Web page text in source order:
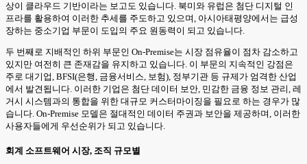
상이 클라우드 기반이라는 보고도 있습니다. 북미와 유럽은 첨단 디지털 인
프라를 활용하여 이러한 추세를 주도하고 있으며, 아시아태평양에서는 급성
장하는 중소기업 부문이 도입의 주요 원동력이 되고 있습니다.
두 번째로 지배적인 하위 부문인 On-Premise는 시장 점유율이 점차 감소하고
있지만 여전히 큰 존재감을 유지하고 있습니다. 이 부문의 지속적인 강점은
주로 대기업, BFSI(은행, 금융서비스, 보험), 정부기관 등 규제가 엄격한 산업
에서 발견됩니다. 이러한 기업은 첨단 데이터 보안, 민감한 금융 정보 관리, 레
거시 시스템과의 통합을 위한 대규모 커스터마이징을 필요로 하는 경우가 많
습니다. On-Premise 모델은 절대적인 데이터 주권과 보안을 제공하며, 이러한
사용자들에게 우선순위가 되고 있습니다.
회계 소프트웨어 시장, 조직 규모별